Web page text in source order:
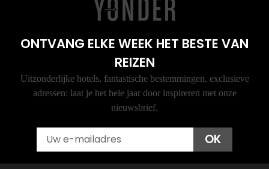
ONTVANG ELKE WEEK HET BESTE VAN
REIZEN
Uitzonderlijke hotels, fantastische bestemmingen, exclusieve
adressen: laat je het hele jaar door inspireren met onze
nieuwsbrief.
OK